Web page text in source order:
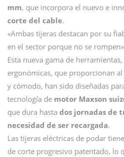
mm, que incorpora el nuevo e
corte del cable.
«Ambas tijeras destacan por su
en el sector porque no se
Esta nueva gama de
ergonómicas, que proporcionan
y cómodo, han sido diseñadas
tecnología de motor Maxson
que dura hasta dos jornadas de
necesidad de ser recargada.
Las tijeras eléctricas de podar
de corte progresivo patentado, lo